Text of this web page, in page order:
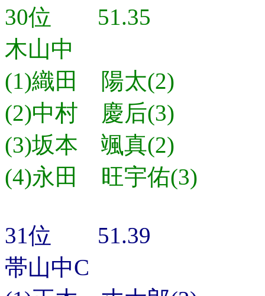
30位 51.35
木山中
(1)織田 陽太(2)
(2)中村 慶后(3)
(3)坂本 颯真(2)
(4)永田 旺宇佑(3)
31位 51.39
帯山中C